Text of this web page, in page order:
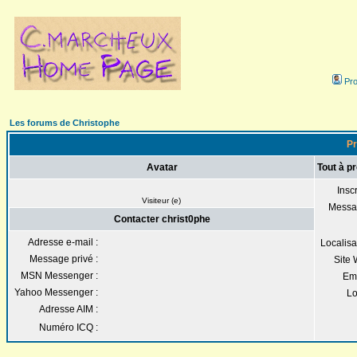
Les forums de Christophe
Avatar Tout à
Visiteur (e)
Site
Contacter christ0phe
Adresse e-mail :
Message privé :
MSN Messenger :
Yahoo Messenger :
Adresse AIM :
Numéro ICQ :